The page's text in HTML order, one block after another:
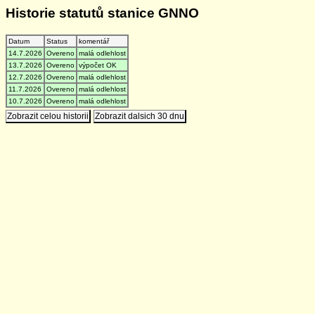
Historie statutů stanice GNNO
Datum Status
komentář
14.7.2026
Overeno malá odlehlost
13.7.2026
Overeno výpočet OK
12.7.2026
Overeno malá odlehlost
11.7.2026
Overeno malá odlehlost
10.7.2026
Overeno malá odlehlost
Zobrazit celou historii Zobrazit dalsich 30 dnu